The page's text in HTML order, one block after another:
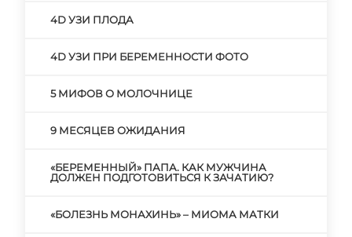
4D УЗИ ПЛОДА
4D УЗИ ПРИ БЕРЕМЕННОСТИ ФОТО
5 МИФОВ О МОЛОЧНИЦЕ
9 МЕСЯЦЕВ ОЖИДАНИЯ
«БЕРЕМЕННЫЙ» ПАПА. КАК МУЖЧИНА
ДОЛЖЕН ПОДГОТОВИТЬСЯ К ЗАЧАТИЮ?
«БОЛЕЗНЬ МОНАХИНЬ» – МИОМА МАТКИ